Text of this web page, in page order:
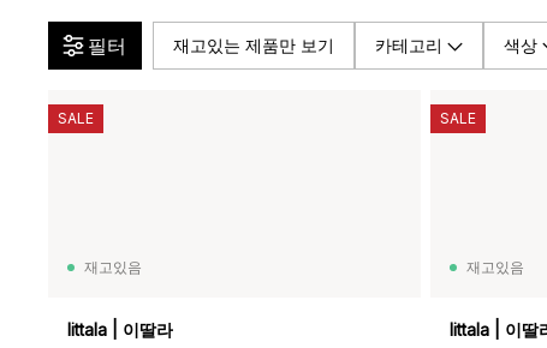
필터 재고있는 제품만 보기 카테고리 색상
재고있음
Iittala | 이딸라
SALE
재고있음
Iittala | 이딸
SALE